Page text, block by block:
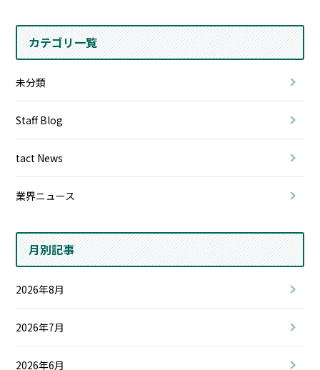
カテゴリ一覧
未分類
Staff Blog
tact News
業界ニュース
月別記事
2026年8月
2026年7月
2026年6月